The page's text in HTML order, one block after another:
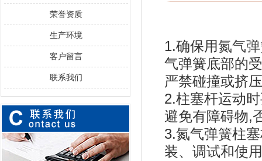
荣誉资质
生产环境
客户留言
联系我们
1.确保用氮气
气弹簧底部的
严禁碰撞或挤
2.柱塞杆运动
避免有障碍物,
3.氮气弹簧柱
装、调试和使